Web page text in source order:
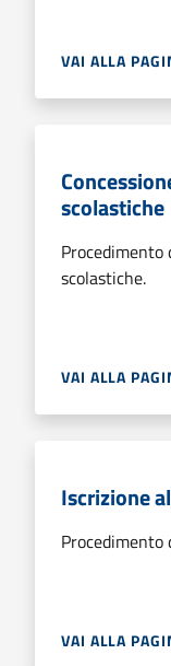
VAI ALLA
scolastiche
Procedimento
scolastiche.
VAI ALLA
Iscrizione
Procedimento
VAI ALLA